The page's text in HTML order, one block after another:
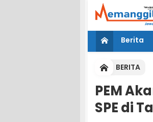
Berita
BERITA
PEM
SPE di